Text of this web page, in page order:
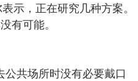
示，正在研究几种方案。
有可能。
公共场所时没有必要戴口